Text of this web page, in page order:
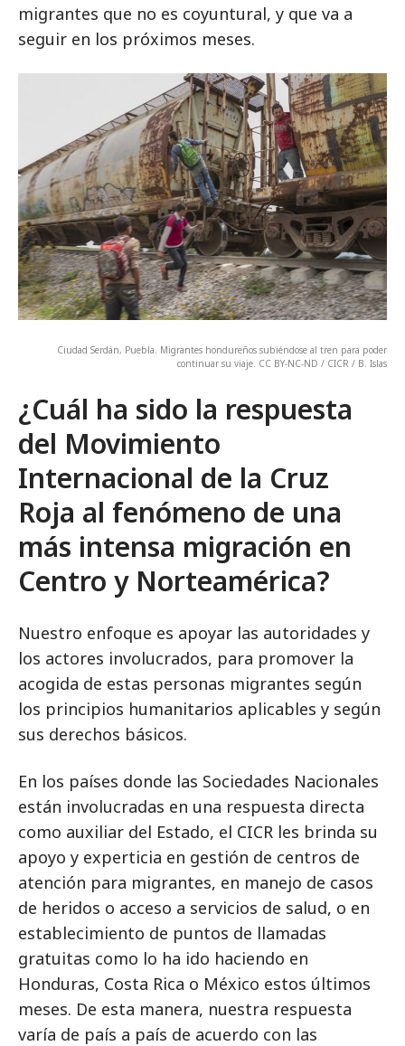
migrantes que no es coyuntural, y que va a
seguir en los próximos meses.
Ciudad Serdán, Puebla. Migrantes hondureños subiéndose al tren para poder
continuar su viaje. CC BY-NC-ND / CICR / B. Islas
¿Cuál ha sido la respuesta
del Movimiento
Internacional de la Cruz
Roja al fenómeno de una
más intensa migración en
Centro y Norteamérica?
Nuestro enfoque es apoyar las autoridades y
los actores involucrados, para promover la
acogida de estas personas migrantes según
los principios humanitarios aplicables y según
sus derechos básicos.
En los países donde las Sociedades Nacionales
están involucradas en una respuesta directa
como auxiliar del Estado, el CICR les brinda su
apoyo y experticia en gestión de centros de
atención para migrantes, en manejo de casos
de heridos o acceso a servicios de salud, o en
establecimiento de puntos de llamadas
gratuitas como lo ha ido haciendo en
Honduras, Costa Rica o México estos últimos
meses. De esta manera, nuestra respuesta
varía de país a país de acuerdo con las